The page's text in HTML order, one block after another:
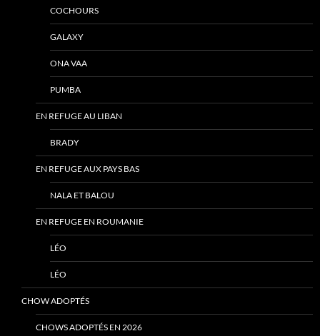
COCHOURS
GALAXY
ONA VAA
PUMBA
EN REFUGE AU LIBAN
BRADY
EN REFUGE AUX PAYS BAS
NALA ET BALOU
EN REFUGE EN ROUMANIE
LÉO
LÉO
CHOW ADOPTÉS
CHOWS ADOPTÉS EN 2026